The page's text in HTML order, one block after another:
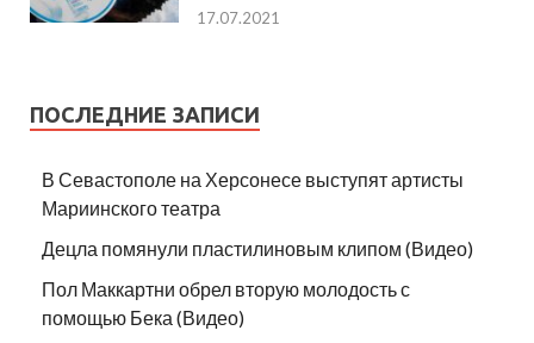
17.07.2021
ПОСЛЕДНИЕ ЗАПИСИ
В Севастополе на Херсонесе выступят артисты
Мариинского театра
Децла помянули пластилиновым клипом (Видео)
Пол Маккартни обрел вторую молодость с
помощью Бека (Видео)